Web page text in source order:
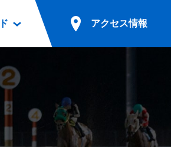
票
アクセス情報
無料送迎バスでのご来場
公共の交通機関でのご来場